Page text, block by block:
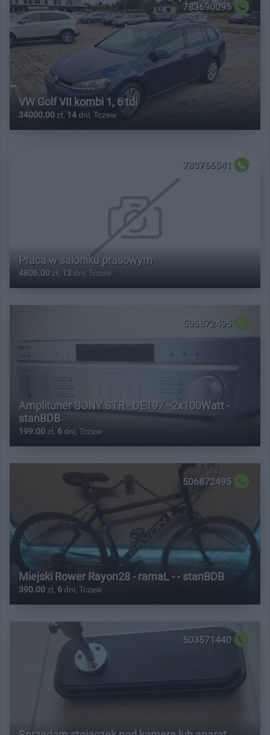
783690095
VW Golf VII kombi 1, 6 tdi
34000.00 zł, 14 dni, Tczew
783766541
Praca w saloniku prasowym
4806.00 zł, 13 dni, Tczew
506872495
Amplituner SONY STR - DE197 - 2x100Watt -
stanBDB
199.00 zł, 6 dni, Tczew
506872495
Miejski Rower Rayon28 - ramaL - - stanBDB
390.00 zł, 6 dni, Tczew
503571440